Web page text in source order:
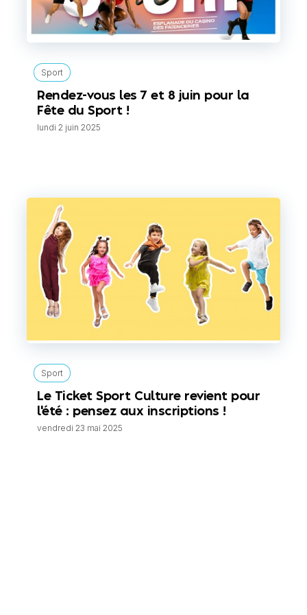
Sport
Rendez-vous les 7 et 8 juin pour la
Fête du Sport !
lundi 2 juin 2025
Sport
Le Ticket Sport Culture revient pour
l'été : pensez aux inscriptions !
vendredi 23 mai 2025